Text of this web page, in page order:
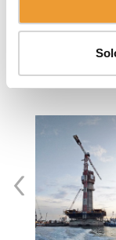
También puedes
add-in ULMA
utilizando familias
descarga
‹